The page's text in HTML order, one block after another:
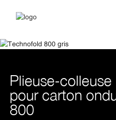
Plieuse-colleuse
pour carton
800